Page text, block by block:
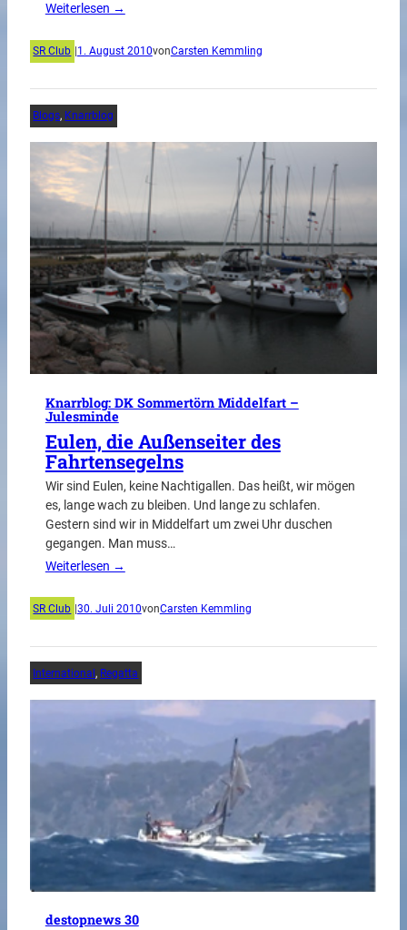
Weiterlesen →
SR Club 1. August 2010vonCarsten Kemmling
Blogs, Knarrblog
Knarrblog: DK Sommertörn Middelfart –
Julesminde
Eulen, die Außenseiter des
Fahrtensegelns
Wir sind Eulen, keine Nachtigallen. Das heißt, wir mögen
es, lange wach zu bleiben. Und lange zu schlafen.
Gestern sind wir in Middelfart um zwei Uhr duschen
gegangen. Man muss…
Weiterlesen →
SR Club |30. Juli 2010vonCarsten Kemmling
International, Regatta
destopnews 30